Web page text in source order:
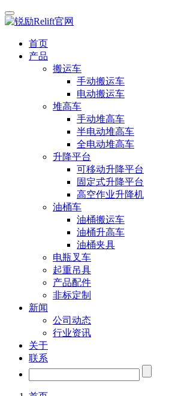
首页
产品
搬运车
手动搬运车
电动搬运车
堆高车
手动堆高车
半电动堆高车
全电动堆高车
升降平台
可移动升降平台
固定式升降平台
高空作业升降机
油桶车
油桶搬运车
油桶升高车
油桶夹具
电瓶叉车
起重吊具
产品配件
非标定制
新闻
公司动态
行业资讯
关于
联系